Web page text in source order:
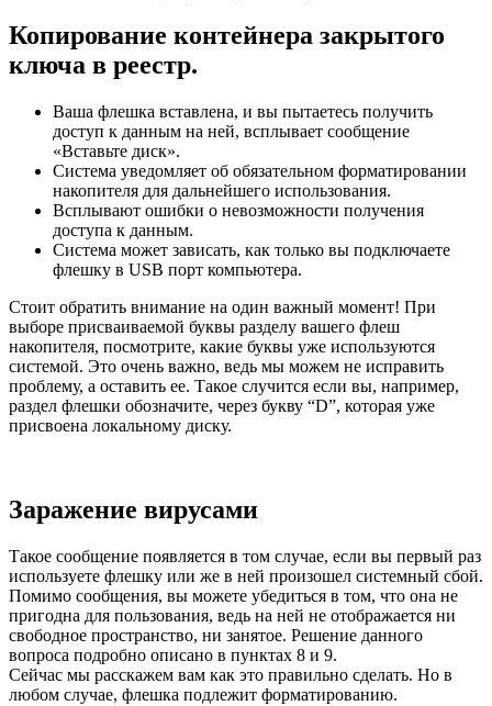
Копирование контейнера закрытого
ключа в реестр.
Ваша флешка вставлена, и вы пытаетесь получить
доступ к данным на ней, всплывает сообщение
«Вставьте диск».
Система уведомляет об обязательном форматировании
накопителя для дальнейшего использования.
Всплывают ошибки о невозможности получения
доступа к данным.
Система может зависать, как только вы подключаете
флешку в USB порт компьютера.
Стоит обратить внимание на один важный момент! При
выборе присваиваемой буквы разделу вашего флеш
накопителя, посмотрите, какие буквы уже используются
системой. Это очень важно, ведь мы можем не исправить
проблему, а оставить ее. Такое случится если вы, например,
раздел флешки обозначите, через букву “D”, которая уже
присвоена локальному диску.
Заражение вирусами
Такое сообщение появляется в том случае, если вы первый раз
используете флешку или же в ней произошел системный сбой.
Помимо сообщения, вы можете убедиться в том, что она не
пригодна для пользования, ведь на ней не отображается ни
свободное пространство, ни занятое. Решение данного
вопроса подробно описано в пунктах 8 и 9.
Сейчас мы расскажем вам как это правильно сделать. Но в
любом случае, флешка подлежит форматированию.